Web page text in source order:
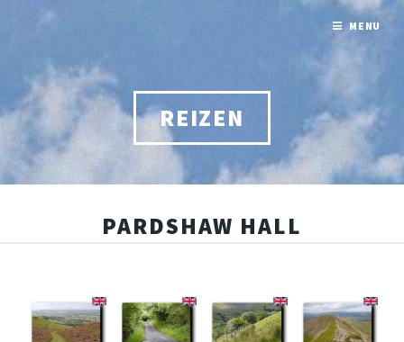
REIZEN
PARDSHAW HALL
MENU